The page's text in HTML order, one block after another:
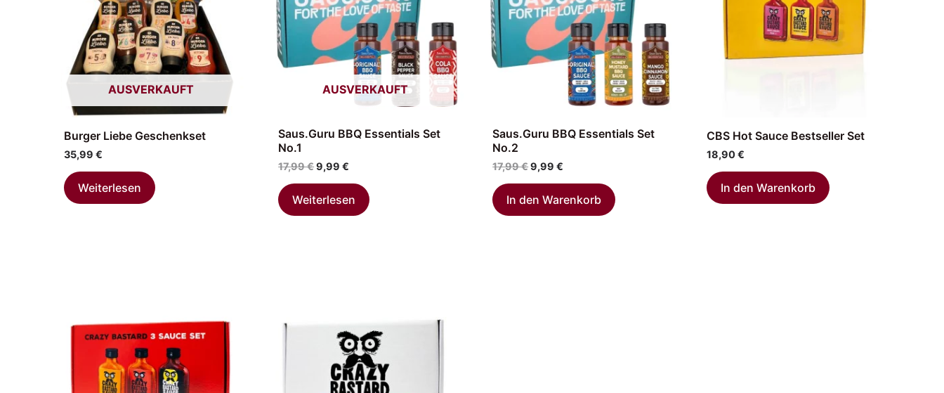
AUSVERKAUFT
Burger Liebe Geschenkset
35,99€
Weiterlesen
AUSVERKAUFT
Saus.Guru BBQ Essentials Set
No.1
17,99€9,99€
Weiterlesen
Saus.Guru BBQ Essentials Set
No.2
17,99€9,99€
In den Warenkorb
CBS Hot Sauce Bestseller Set
18,90€
In den Warenkorb